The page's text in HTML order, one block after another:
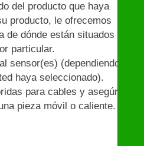
del producto que haya
producto, le ofrecemos
dónde están situados los
particular.
sensor(es) (dependiendo
haya seleccionado).
para cables y asegúrese
pieza móvil o caliente.